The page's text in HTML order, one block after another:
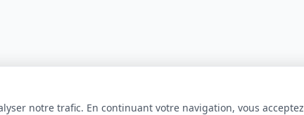
notre trafic. En continuant votre navigation, vous acceptez